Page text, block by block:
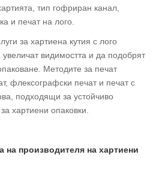
тип гофриран канал,
и печат на лого.
за хартиена кутия с лого
видимостта и да подобрят
Методите за печат
флексографски печат и печат с
подходящи за устойчиво
хартиени опаковки.
на производителя на хартиени